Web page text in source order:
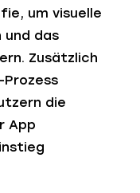
um visuelle
und das
Zusätzlich
Prozess
die
App